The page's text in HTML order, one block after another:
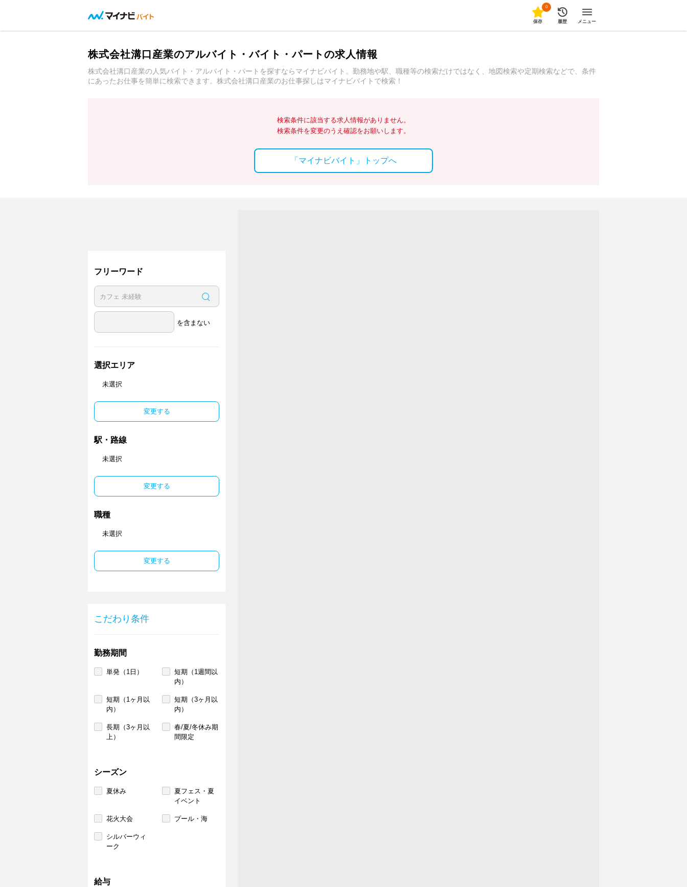
0
保存 履歴 メニュー
株式会社溝口産業のアルバイト・バイト・パートの求人情報
株式会社溝口産業の人気バイト・アルバイト・パートを探すならマイナビバイト。勤務地や駅、職種等の検索だけではなく、地図検索や定期検索などで、条件
にあったお仕事を簡単に検索できます。株式会社溝口産業のお仕事探しはマイナビバイトで検索！
検索条件に該当する求人情報がありません。
検索条件を変更のうえ確認をお願いします。
「マイナビバイト」トップへ
フリーワード
を含まない
選択エリア
未選択
変更する
駅・路線
未選択
変更する
職種
未選択
変更する
こだわり条件
勤務期間
単発（1日）
短期（1週間以
内）
短期（1ヶ月以
内）
短期（3ヶ月以
内）
長期（3ヶ月以
上）
春/夏/冬休み期
間限定
シーズン
夏休み
夏フェス・夏
イベント
花火大会 プール・海
シルバーウィ
ーク
給与